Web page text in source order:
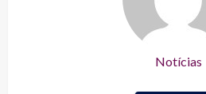
Notícias